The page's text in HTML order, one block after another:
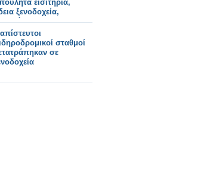
εισιτήρια,
ξενοδοχεία,
σταθμοί
σε